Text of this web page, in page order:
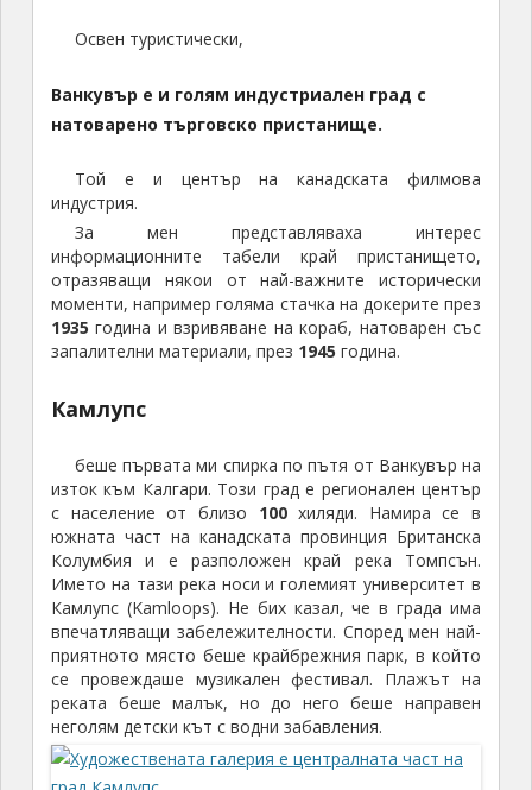
Освен туристически,
Ванкувър е и голям индустриален град с
натоварено търговско пристанище.
Той е и център на канадската филмова
индустрия.
За мен представляваха интерес
информационните табели край пристанището,
отразяващи някои от най-важните исторически
моменти, например голяма стачка на докерите през
1935 година и взривяване на кораб, натоварен със
запалителни материали, през 1945 година.
Камлупс
беше първата ми спирка по пътя от Ванкувър на
изток към Калгари. Този град е регионален център
с население от близо 100хиляди. Намира се в
южната част на канадската провинция Британска
Колумбия и е разположен край река Томпсън.
Името на тази река носи и големият университет в
Камлупс (Kamloops). Не бих казал, че в града има
впечатляващи забележителности. Според мен най-
приятното място беше крайбрежния парк, в който
се провеждаше музикален фестивал. Плажът на
реката беше малък, но до него беше направен
неголям детски кът с водни забавления.